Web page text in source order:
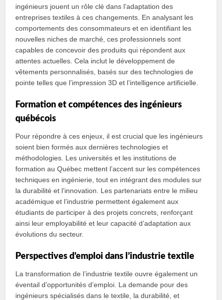
ingénieurs jouent un rôle clé dans l’adaptation des
entreprises textiles à ces changements. En analysant les
comportements des consommateurs et en identifiant les
nouvelles niches de marché, ces professionnels sont
capables de concevoir des produits qui répondent aux
attentes actuelles. Cela inclut le développement de
vêtements personnalisés, basés sur des technologies de
pointe telles que l’impression 3D et l’intelligence artificielle.
Formation et compétences des ingénieurs
québécois
Pour répondre à ces enjeux, il est crucial que les ingénieurs
soient bien formés aux dernières technologies et
méthodologies. Les universités et les institutions de
formation au Québec mettent l’accent sur les compétences
techniques en ingénierie, tout en intégrant des modules sur
la durabilité et l’innovation. Les partenariats entre le milieu
académique et l’industrie permettent également aux
étudiants de participer à des projets concrets, renforçant
ainsi leur employabilité et leur capacité d’adaptation aux
évolutions du secteur.
Perspectives d’emploi dans l’industrie textile
La transformation de l’industrie textile ouvre également un
éventail d’opportunités d’emploi. La demande pour des
ingénieurs spécialisés dans le textile, la durabilité, et